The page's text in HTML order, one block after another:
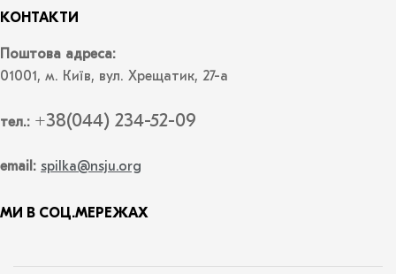
КОНТАКТИ
Поштова адреса:
01001, м. Київ, вул. Хрещатик, 27-а
тел.: +38(044) 234-52-09
email: spilka@nsju.org
МИ В СОЦ.МЕРЕЖАХ